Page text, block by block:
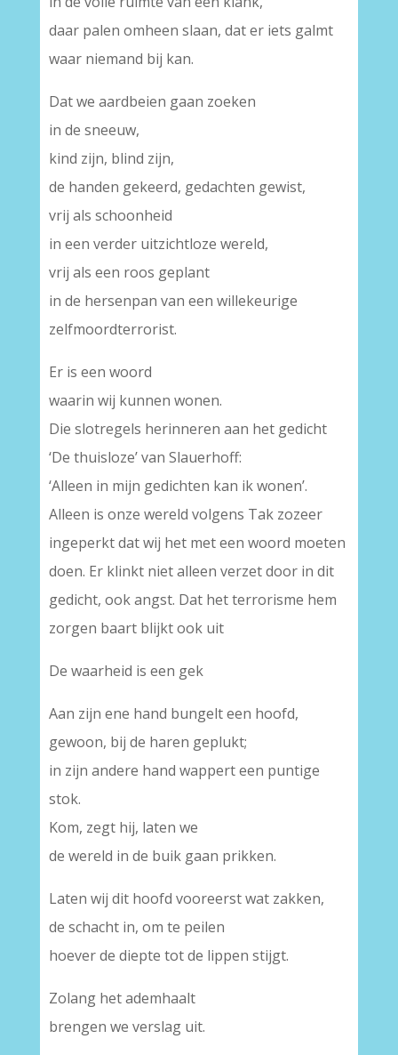
daar palen omheen slaan, dat er iets galmt
waar niemand bij kan.
Dat we aardbeien gaan zoeken
in de sneeuw,
kind zijn, blind zijn,
de handen gekeerd, gedachten gewist,
vrij als schoonheid
in een verder uitzichtloze wereld,
vrij als een roos geplant
in de hersenpan van een willekeurige
zelfmoordterrorist.
Er is een woord
waarin wij kunnen wonen.
Die slotregels herinneren aan het gedicht
‘De thuisloze’ van Slauerhoff:
‘Alleen in mijn gedichten kan ik wonen’.
Alleen is onze wereld volgens Tak zozeer
ingeperkt dat wij het met een woord moeten
doen. Er klinkt niet alleen verzet door in dit
gedicht, ook angst. Dat het terrorisme hem
zorgen baart blijkt ook uit
De waarheid is een gek
Aan zijn ene hand bungelt een hoofd,
gewoon, bij de haren geplukt;
in zijn andere hand wappert een puntige
stok.
Kom, zegt hij, laten we
de wereld in de buik gaan prikken.
Laten wij dit hoofd vooreerst wat zakken,
de schacht in, om te peilen
hoever de diepte tot de lippen stijgt.
Zolang het ademhaalt
brengen we verslag uit.